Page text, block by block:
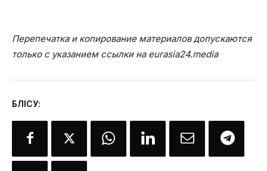
Перепечатка и копирование материалов допускаются
только с указанием ссылки на eurasia24.media
БӨЛІСУ: